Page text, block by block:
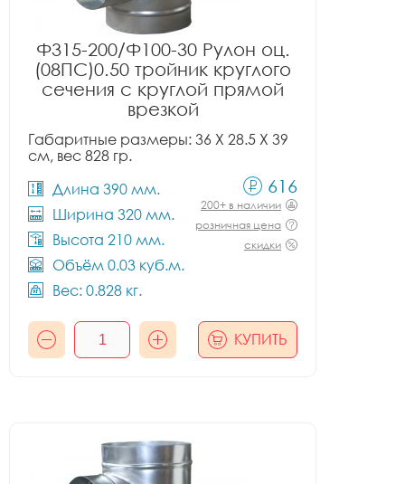
Ф315-200/Ф100-30 Рулон оц.
(08ПС)0.50 тройник круглого
сечения с круглой прямой
врезкой
Габаритные размеры: 36 X 28.5 X 39
см, вес 828 гр.
Длина 390 мм.
Ширина 320 мм.
Высота 210 мм.
Объём 0.03 куб.м.
Вес: 0.828 кг.
616
200+ в наличии
розничная цена
скидки
КУПИТЬ